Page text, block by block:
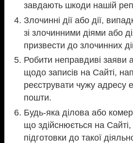
завдають шкоди нашій
Злочинні дії або дії,
зі злочинними діями або
призвести до злочинних
Робити неправдиві заяви
щодо записів на Сайті,
реєструвати чужу адресу
пошти.
Будь-яка ділова або
що здійснюється на Сайті,
підготовки до такої